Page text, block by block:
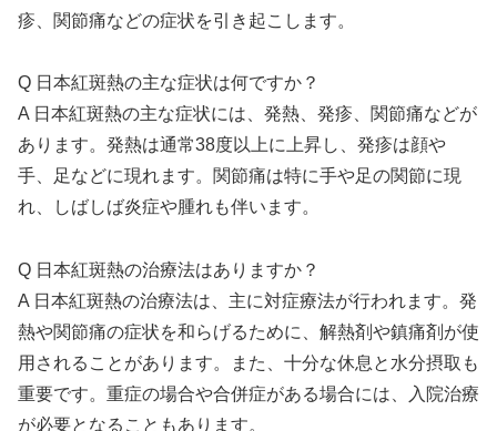
疹、関節痛などの症状を引き起こします。
Q 日本紅斑熱の主な症状は何ですか？
A 日本紅斑熱の主な症状には、発熱、発疹、関節痛などが
あります。発熱は通常38度以上に上昇し、発疹は顔や
手、足などに現れます。関節痛は特に手や足の関節に現
れ、しばしば炎症や腫れも伴います。
Q 日本紅斑熱の治療法はありますか？
A 日本紅斑熱の治療法は、主に対症療法が行われます。発
熱や関節痛の症状を和らげるために、解熱剤や鎮痛剤が使
用されることがあります。また、十分な休息と水分摂取も
重要です。重症の場合や合併症がある場合には、入院治療
が必要となることもあります。